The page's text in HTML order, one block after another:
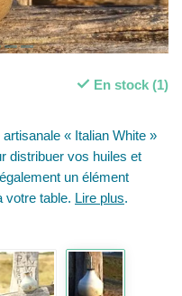
En stock (1)
« Italian White »
distribuer vos huiles et
un élément
votre table. Lire plus.